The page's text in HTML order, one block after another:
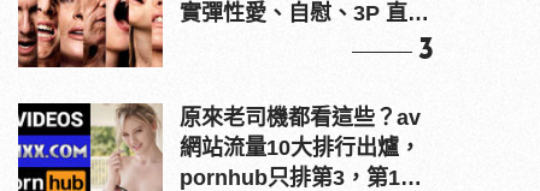
實彈性愛、自慰、3P 直接
3
原來老司機都看這些？av
網站流量10大排行出爐，
pornhub只排第3，第1名